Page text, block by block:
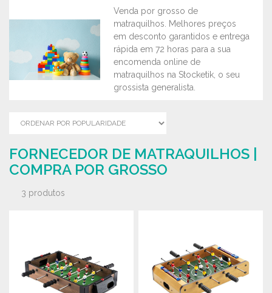
Venda por grosso de
matraquilhos. Melhores preços
em desconto garantidos e entrega
rápida em 72 horas para a sua
encomenda online de
matraquilhos na Stocketik, o seu
grossista generalista.
FORNECEDOR DE MATRAQUILHOS |
COMPRA POR GROSSO
3 produtos